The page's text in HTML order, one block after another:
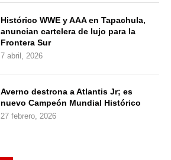
Histórico WWE y AAA en Tapachula,
anuncian cartelera de lujo para la
Frontera Sur
7 abril, 2026
Averno destrona a Atlantis Jr; es
nuevo Campeón Mundial Histórico
27 febrero, 2026